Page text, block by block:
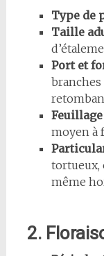
Type de
Taille
Port et
Feuillage
moyen à
tortueux,
même
2.